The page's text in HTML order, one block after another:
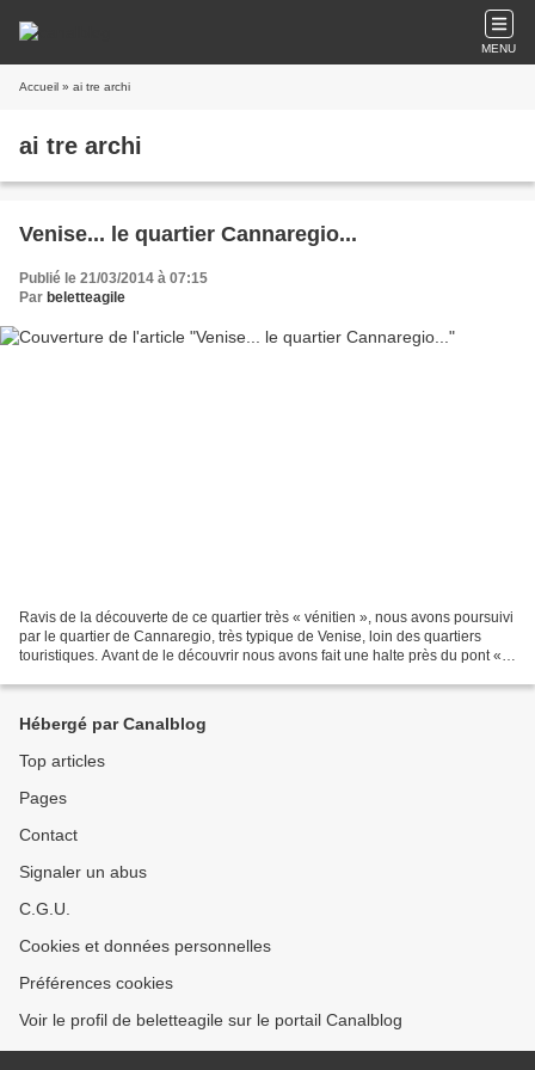
MENU
Accueil » ai tre archi
ai tre archi
Venise... le quartier Cannaregio...
Publié le 21/03/2014 à 07:15
Par beletteagile
Ravis de la découverte de ce quartier très « vénitien », nous avons poursuivi
par le quartier de Cannaregio, très typique de Venise, loin des quartiers
touristiques. Avant de le découvrir nous avons fait une halte près du pont «
Hébergé par Canalblog
Top articles
Pages
Contact
Signaler un abus
C.G.U.
Cookies et données personnelles
Préférences cookies
Voir le profil de beletteagile sur le portail Canalblog